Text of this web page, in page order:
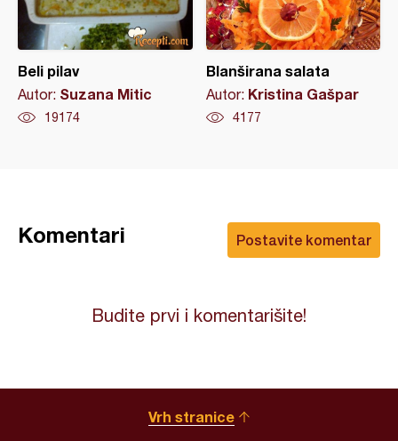
Beli pilav
Autor: Suzana Mitic
19174
Blanširana salata
Autor: Kristina Gašpar
4177
Postavite komentar
Komentari
Budite prvi i komentarišite!
Vrh stranice